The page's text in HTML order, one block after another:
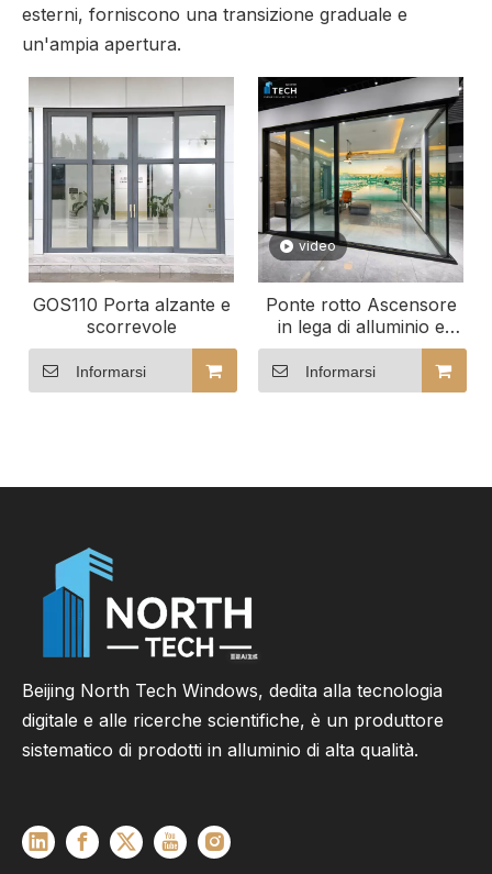
esterni, forniscono una transizione graduale e
un'ampia apertura.
GOS110 Porta alzante e
scorrevole
Informarsi
video
Ponte rotto Ascensore
in lega di alluminio e
porta scorrevole Porta
in vetro Porta patio
Informarsi
Beijing North Tech Windows, dedita alla tecnologia
digitale e alle ricerche scientifiche, è un produttore
sistematico di prodotti in alluminio di alta qualità.